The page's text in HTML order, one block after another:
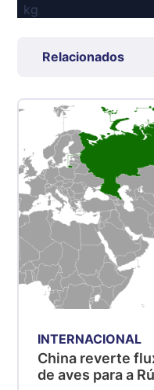
kg
Grande São Paulo (SP)
Suíno - Estadual
R$ 5,06
kg
Suíno - Estadual
MG
R$ 5,04
kg
Suíno - Estadual
kg
Suíno - Estadual
SC
Relacionados
INTERNACIONAL
China reverte
de aves para a